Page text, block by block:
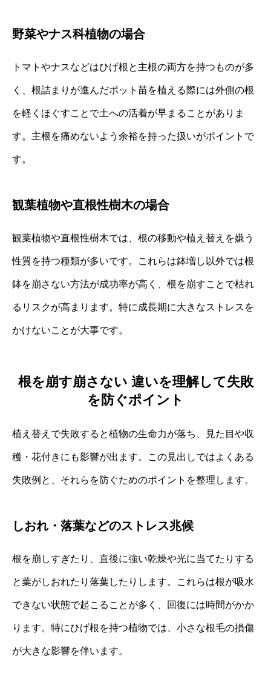
野菜やナス科植物の場合
トマトやナスなどはひげ根と主根の両方を持つものが多
く、根詰まりが進んだポット苗を植える際には外側の根
を軽くほぐすことで土への活着が早まることがありま
す。主根を痛めないよう余裕を持った扱いがポイントで
す。
観葉植物や直根性樹木の場合
観葉植物や直根性樹木では、根の移動や植え替えを嫌う
性質を持つ種類が多いです。これらは鉢増し以外では根
鉢を崩さない方法が成功率が高く、根を崩すことで枯れ
るリスクが高まります。特に成長期に大きなストレスを
かけないことが大事です。
根を崩す崩さない 違いを理解して失敗
を防ぐポイント
植え替えで失敗すると植物の生命力が落ち、見た目や収
穫・花付きにも影響が出ます。この見出しではよくある
失敗例と、それらを防ぐためのポイントを整理します。
しおれ・落葉などのストレス兆候
根を崩しすぎたり、直後に強い乾燥や光に当てたりする
と葉がしおれたり落葉したりします。これらは根が吸水
できない状態で起こることが多く、回復には時間がかか
ります。特にひげ根を持つ植物では、小さな根毛の損傷
が大きな影響を伴います。